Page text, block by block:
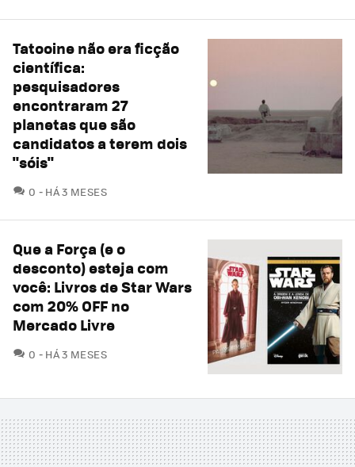
Tatooine não era ficção
científica:
pesquisadores
encontraram 27
planetas que são
candidatos a terem dois
"sóis"
0 COMENTÁRIOS
HÁ 3 MESES
Que a Força (e o
desconto) esteja com
você: Livros de Star Wars
com 20% OFF no
Mercado Livre
0 COMENTÁRIOS
HÁ 3 MESES